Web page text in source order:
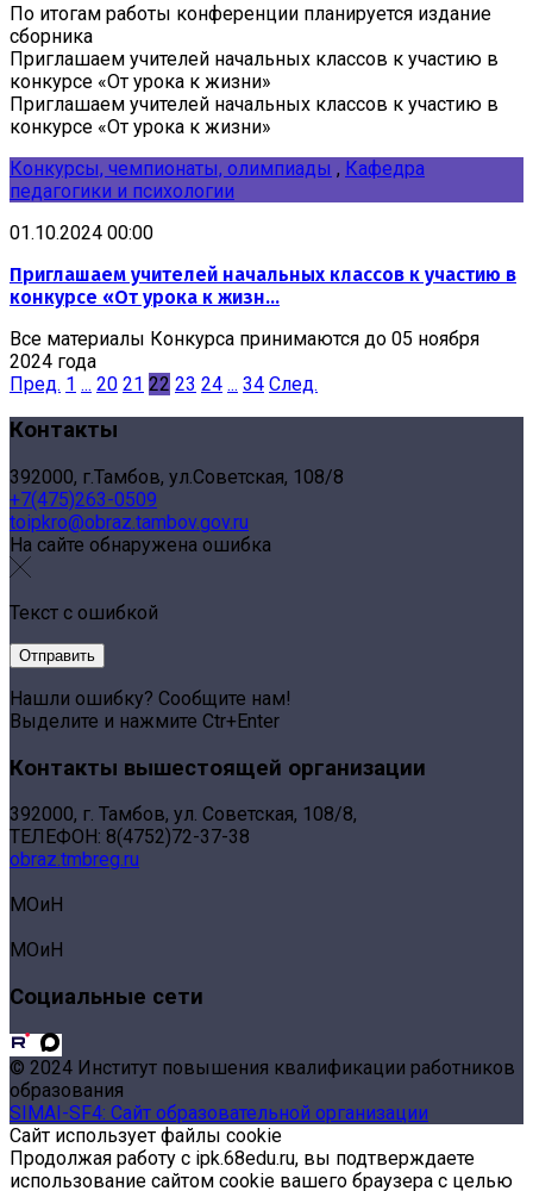
По итогам работы конференции планируется издание
сборника
Приглашаем учителей начальных классов к участию в
конкурсе «От урока к жизни»
Приглашаем учителей начальных классов к участию в
конкурсе «От урока к жизни»
Конкурсы, чемпионаты, олимпиады , Кафедра
педагогики и психологии
01.10.2024 00:00
Приглашаем учителей начальных классов к участию в
конкурсе «От урока к жизн...
Все материалы Конкурса принимаются до 05 ноября
2024 года
Пред. 1 ... 20 21 22 23 24 ... 34 След.
Контакты
392000, г.Тамбов, ул.Советская, 108/8
+7(475)263-0509
toipkro@obraz.tambov.gov.ru
На сайте обнаружена ошибка
Текст с ошибкой
Нашли ошибку? Сообщите нам!
Выделите и нажмите Ctr+Enter
Контакты вышестоящей организации
392000, г. Тамбов, ул. Советская, 108/8,
ТЕЛЕФОН: 8(4752)72-37-38
obraz.tmbreg.ru
МОиН
МОиН
Социальные сети
© 2024 Институт повышения квалификации работников
образования
SIMAI-SF4: Сайт образовательной организации
Сайт использует файлы cookie
Продолжая работу с ipk.68edu.ru, вы подтверждаете
использование сайтом cookie вашего браузера с целью